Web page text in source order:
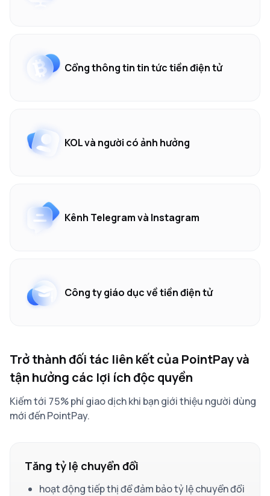
Cổng thông tin tin tức tiền điện tử
KOL và người có ảnh hưởng
Kênh Telegram và Instagram
Công ty giáo dục về tiền điện tử
Trở thành đối tác liên kết của PointPay và
tận hưởng các lợi ích độc quyền
Kiếm tới 75% phí giao dịch khi bạn giới thiệu người dùng
mới đến PointPay.
Tăng tỷ lệ chuyển đổi
hoạt động tiếp thị để đảm bảo tỷ lệ chuyển đổi